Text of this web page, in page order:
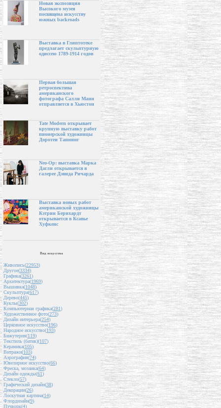
Новая экспозиция
Высокого музея
посвящена искусству
южных backroads
Выставка в Глиптотеке
предлагает скульптурную
одиссею 1789-1914 годов
Первая большая
ретроспектива
американского
фотографа Салли Манн
отправляется в Хьюстон
Tate Modern открывает
крупную выставку работ
пионерской художницы
Доротеи Таннинг
Neo-Op: выставка Марка
Дагли открывается в
галерее Дэвида Ричарда
Выставка новых работ
американской художницы
Кэтрин Бернхардт
открывается в Ксавье
Хуфкенс
Вид искусства
Живопись(22953)
Другое(3334)
Графика(3261)
Архитектура(1969)
Вышивка(1048)
Скульптура(617)
Дерево(445)
Куклы(302)
Компьютерная графика(281)
Художественное фото(273)
Дизайн интерьера(254)
Церковное искусство(196)
Народное искусство(193)
Бижутерия(119)
Текстиль (батик)(107)
Керамика(105)
Витражи(103)
Аэрография(74)
Ювелирное искусство(66)
Фреска, мозаика(64)
Дизайн одежды(61)
Стекло(57)
Графический дизайн(38)
Декорации(26)
Лоскутная картина(14)
Флордизайн(9)
Пэчворк(4)